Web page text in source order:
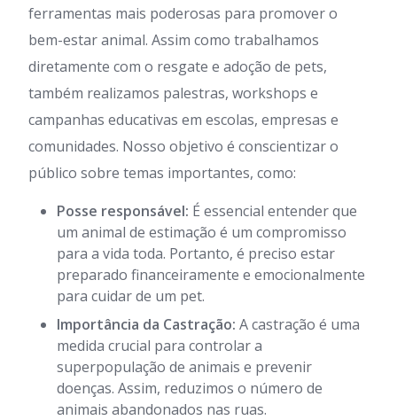
ferramentas mais poderosas para promover o
bem-estar animal. Assim como trabalhamos
diretamente com o resgate e adoção de pets,
também realizamos palestras, workshops e
campanhas educativas em escolas, empresas e
comunidades. Nosso objetivo é conscientizar o
público sobre temas importantes, como:
Posse responsável: É essencial entender que
um animal de estimação é um compromisso
para a vida toda. Portanto, é preciso estar
preparado financeiramente e emocionalmente
para cuidar de um pet.
Importância da Castração: A castração é uma
medida crucial para controlar a
superpopulação de animais e prevenir
doenças. Assim, reduzimos o número de
animais abandonados nas ruas.